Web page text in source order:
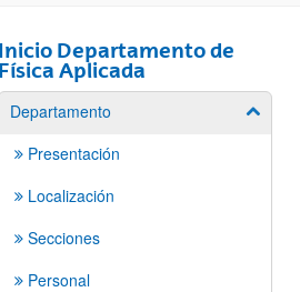
Inicio Departamento de
Física Aplicada
Departamento
Presentación
Localización
Secciones
Personal